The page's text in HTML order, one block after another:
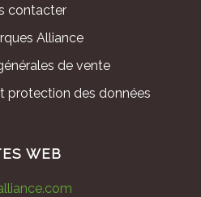
contacter
Alliance
de vente
protection des données
WEB